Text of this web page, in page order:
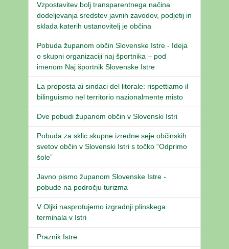
Vzpostavitev bolj transparentnega načina
dodeljevanja sredstev javnih zavodov, podjetij in
sklada katerih ustanovitelj je občina
Pobuda županom občin Slovenske Istre - Ideja
o skupni organizaciji naj športnika – pod
imenom Naj športnik Slovenske Istre
La proposta ai sindaci del litorale: rispettiamo il
bilinguismo nel territorio nazionalmente misto
Dve pobudi županom občin v Slovenski Istri
Pobuda za sklic skupne izredne seje občinskih
svetov občin v Slovenski Istri s točko “Odprimo
šole”
Javno pismo županom Slovenske Istre -
pobude na področju turizma
V Oljki nasprotujemo izgradnji plinskega
terminala v Istri
Praznik Istre